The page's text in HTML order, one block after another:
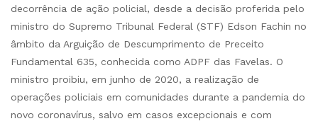
decorrência de ação policial, desde a decisão proferida pelo
ministro do Supremo Tribunal Federal (STF) Edson Fachin no
âmbito da Arguição de Descumprimento de Preceito
Fundamental 635, conhecida como ADPF das Favelas. O
ministro proibiu, em junho de 2020, a realização de
operações policiais em comunidades durante a pandemia do
novo coronavírus, salvo em casos excepcionais e com